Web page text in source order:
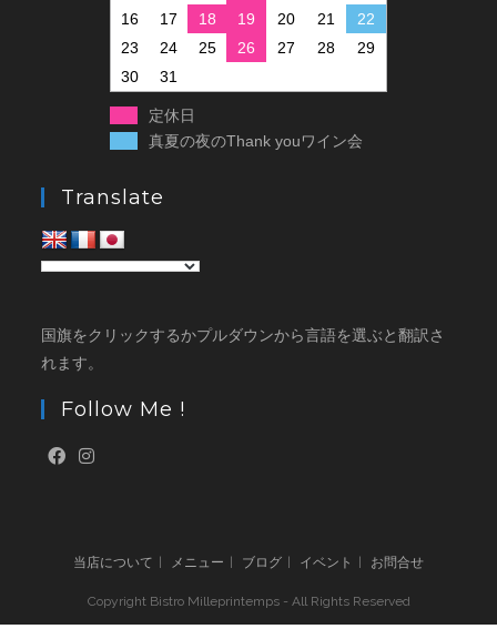
16
17 18 19 20 21
22
23
24 25 26 27 28
29
30
31
定休日
真夏の夜のThank youワイン会
Translate
国旗をクリックするかプルダウンから言語を選ぶと翻訳さ
れます。
Follow Me !
当店について メニュー ブログ イベント お問合せ
Copyright Bistro Milleprintemps - All Rights Reserved